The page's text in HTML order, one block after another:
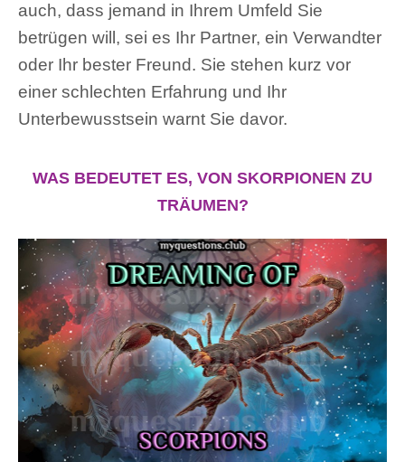
auch, dass jemand in Ihrem Umfeld Sie
betrügen will, sei es Ihr Partner, ein Verwandter
oder Ihr bester Freund. Sie stehen kurz vor
einer schlechten Erfahrung und Ihr
Unterbewusstsein warnt Sie davor.
WAS BEDEUTET ES, VON SKORPIONEN ZU
TRÄUMEN?